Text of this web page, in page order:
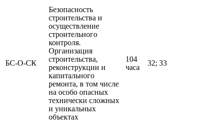
БС-О-СК
Безопасность
строительства и
осуществление
строительного
контроля.
Организация
строительства,
реконструкции и
капитального
ремонта, в том числе
на особо опасных
технически сложных
и уникальных
объектах
104
часа
32; 33